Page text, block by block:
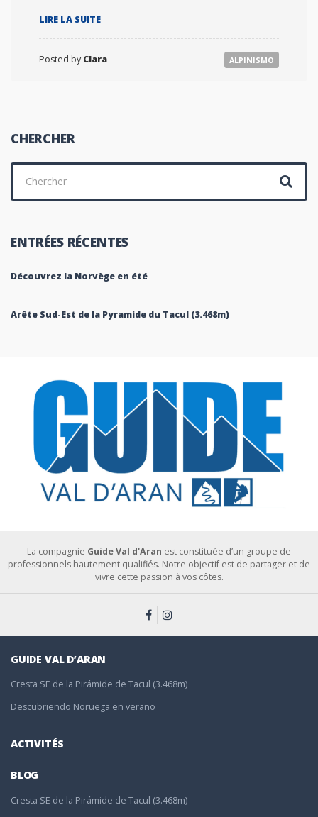
LIRE LA SUITE« ARÊTE
EST
DE
Posted by Clara ALPINISMO
CHERCHER
ENTRÉES RÉCENTES
Découvrez la Norvège en été
Arête Sud-Est de la Pyramide du Tacul (3.468m)
La compagnie Guide Val d'Aran est constituée d’un groupe de
professionnels hautement qualifiés. Notre objectif est de partager et de
vivre cette passion à vos côtes.
GUIDE VAL D’ARAN
Cresta SE de la Pirámide de Tacul (3.468m)
Descubriendo Noruega en verano
ACTIVITÉS
BLOG
Cresta SE de la Pirámide de Tacul (3.468m)